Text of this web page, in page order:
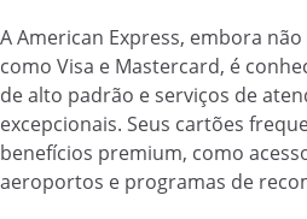
A American Express, embora
como Visa e Mastercard, é
de alto padrão e serviços de
excepcionais. Seus cartões
benefícios premium, como
aeroportos e programas de